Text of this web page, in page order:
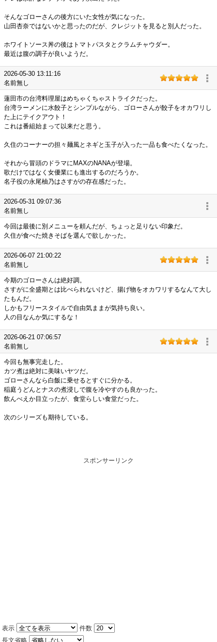
そんなゴローさんの後方にいた女性が気になった。
山田杏奈ではないかと思ったのだが、クレジットを見ると別人だった。
ホワイトソース丼の後はトマトパスタとクラムチャウダー。
最近は腹の調子が良いようだ。
2026-05-30 13:11:16
名前無し
蓮田市の台湾料理屋はめちゃくちゃストライクだった。
台湾ラーメンに水餃子とシンプルながら、ゴローさんが餃子をオカワリし
た上にテイクアウト！
これは番組始まって以来だと思う。
久住のコーナーの担々麺風とネギと玉子が入った一品も食べたくなった。
それから冒頭のドラマにMAXのNANAが登場。
歌だけではなく女優業にも進出するのだろうか。
名子役の永尾柚乃はさすがの存在感だった。
2026-05-31 09:07:36
名前無し
今回は最後に別メニューを頼んだが、ちょっと足りない印象だ。
久住が食べた焼きそばを選んで欲しかった。
2026-06-07 21:00:22
名前無し
今期のゴローさんは絶好調。
さすがに全盛期とは比べられないけど、揚げ物をオカワリするなんて大し
たもんだ。
しかもフリースタイルで自由気ままが気持ち良い。
人の目なんか気にするな！
2026-06-21 07:06:57
名前無し
今回も無事完走した。
カツ煮は絶対に美味いヤツだ。
ゴローさんなら白飯に乗せるとすぐに分かる。
稲庭うどんとナスの煮浸しで腹を冷やすのも良かった。
飲んべえか目立ったが、食堂らしい食堂だった。
次のシリーズも期待している。
スポンサーリンク
表示
件数
長文省略